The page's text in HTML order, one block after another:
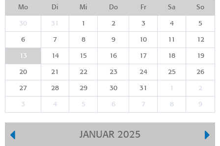
Mo Di Mi Do Fr Sa So
30 31 1 2 3 4 5
6 7 8 9 10 11 12
13 14 15 16 17 18 19
20 21 22 23 24 25 26
27 28 29 30 31 1 2
3 4 5 6 7 8 9
JANUAR 2025